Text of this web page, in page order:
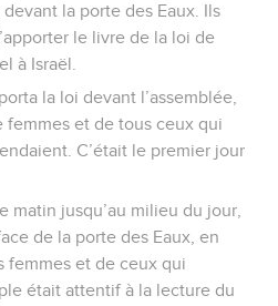
la porte des Eaux. Ils
le livre de la loi de
à Israël.
la loi devant l’assemblée,
femmes et de tous ceux qui
C’était le premier jour
matin jusqu’au milieu du jour,
de la porte des Eaux, en
femmes et de ceux qui
était attentif à la lecture du